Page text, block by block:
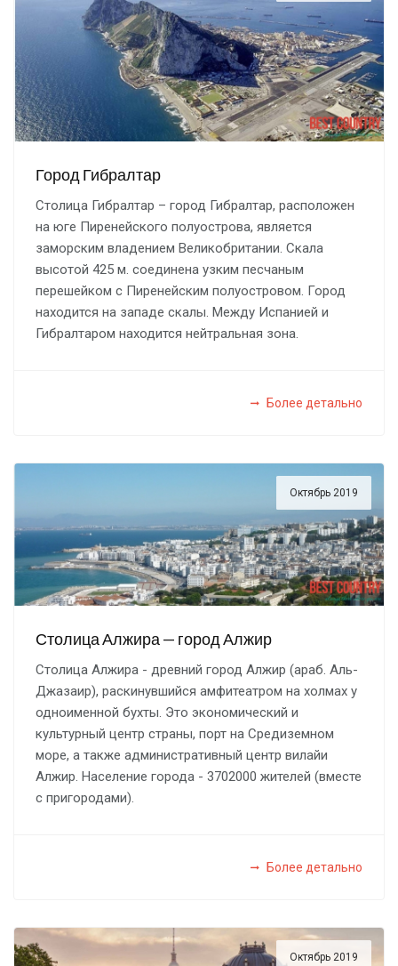
Город Гибралтар
Столица Гибралтар – город Гибралтар, расположен
на юге Пиренейского полуострова, является
заморским владением Великобритании. Скала
высотой 425 м. соединена узким песчаным
перешейком с Пиренейским полуостровом. Город
находится на западе скалы. Между Испанией и
Гибралтаром находится нейтральная зона.
Более детально
Октябрь 2019
Столица Алжира — город Алжир
Столица Алжира - древний город Алжир (араб. Аль-
Джазаир), раскинувшийся амфитеатром на холмах у
одноименной бухты. Это экономический и
культурный центр страны, порт на Средиземном
море, а также административный центр вилайи
Алжир. Население города - 3702000 жителей (вместе
с пригородами).
Более детально
Октябрь 2019